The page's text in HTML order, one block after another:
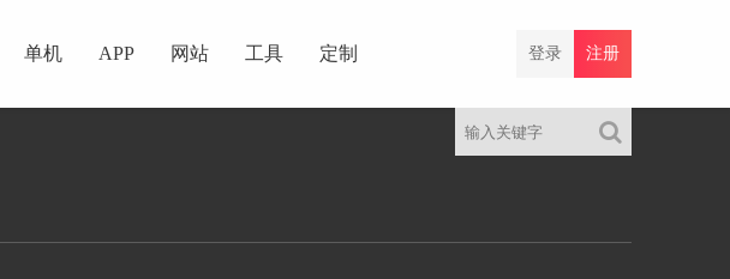
单机 APP 网站 工具 定制 注册
登录